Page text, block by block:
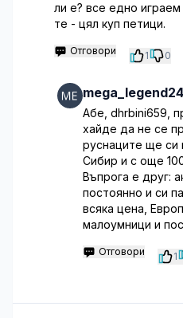
ли е? все едно играем
те - цял куп петици.
Отговори 1 0
Абе, dhrbini659,
хайде да не се
руснаците ще си
Сибир и с още
Въпрога е друг:
постоянно и си
всяка цена,
малоумници и
Отговори 1